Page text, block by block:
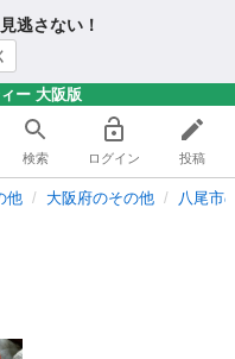
逃さない！
ー 大阪版
検索 ログイン 投稿
他 大阪府のその他 八尾市